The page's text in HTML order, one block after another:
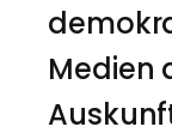
Medien